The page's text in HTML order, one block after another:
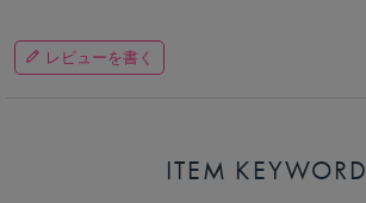
レビューを書く
ITEM KEYWORD